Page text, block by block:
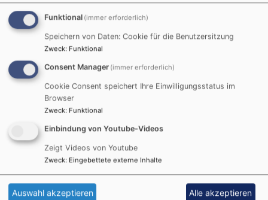
Tageslosung
Jauchze, du Tochter Zion! Frohlocke, Israel! Freue
dich und sei fröhlich von ganzem Herzen, du
Tochter Jerusalem! Denn der HERR hat deine
Strafe weggenommen.
Zefanja 3,14-15
Christus ist gekommen und hat im Evangelium
Frieden verkündigt euch, die ihr fern wart, und
Funktional (immer erforderlich)
Speichern von Daten: Cookie für die Benutzersitzung
Zweck: Funktional
Consent Manager (immer erforderlich)
Cookie Consent speichert Ihre Einwilligungsstatus im
Browser
Zweck: Funktional
Einbindung von Youtube-Videos
Zeigt Videos von Youtube
Zweck: Eingebettete externe Inhalte
Auswahl akzeptieren Alle akzeptieren